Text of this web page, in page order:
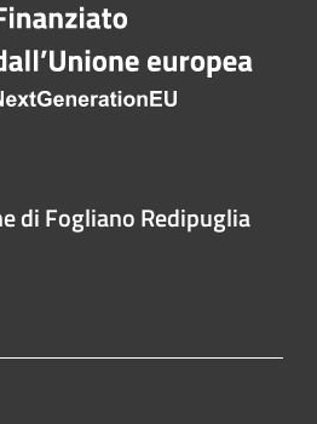
di Fogliano Redipuglia